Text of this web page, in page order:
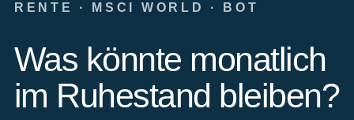
RENTE · MSCI WORLD · BOT
Was könnte monatlich
im Ruhestand bleiben?